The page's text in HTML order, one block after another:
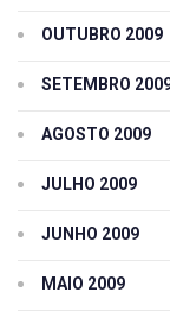
OUTUBRO 2009
SETEMBRO
AGOSTO 2009
JULHO 2009
JUNHO 2009
MAIO 2009